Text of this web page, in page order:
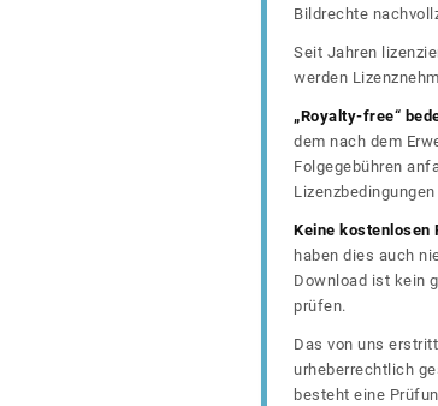
Bildrechte
Seit Jahren
werden
„Royalty-free“
dem nach dem
Folgegebühren
Keine kostenlosen
haben dies auch
Download ist kein
prüfen.
Das von uns
urheberrechtlich
besteht eine